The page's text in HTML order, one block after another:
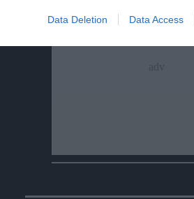
Data Deletion Data Access